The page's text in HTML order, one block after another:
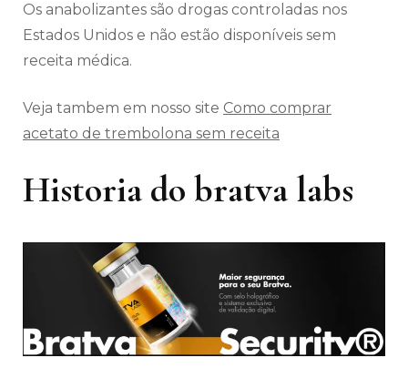
Os anabolizantes são drogas controladas nos
Estados Unidos e não estão disponíveis sem
receita médica.
Veja tambem em nosso site Como comprar
acetato de trembolona sem receita
Historia do bratva labs